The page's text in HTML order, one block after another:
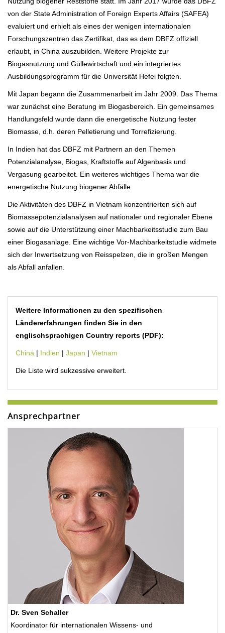
von der State Administration of Foreign Experts Affairs (SAFEA)
evaluiert und erhielt als eines der wenigen internationalen
Forschungszentren das Zertifikat, das es dem DBFZ offiziell
erlaubt, in China auszubilden. Weitere Projekte zur
Biogasnutzung und Güllewirtschaft und ein integriertes
Ausbildungsprogramm für die Universität Hefei folgten.
Mit Japan begann die Zusammenarbeit im Jahr 2009. Das Thema
war zunächst eine Beratung im Biogasbereich. Ein gemeinsames
Handlungsfeld wurde dann die energetische Nutzung fester
Biomasse, d.h. deren Pelletierung und Torrefizierung.
In Indien hat das DBFZ mit Partnern an den Themen
Potenzialanalyse, Biogas, Kraftstoffe auf Algenbasis und
Vergasung gearbeitet. Ein weiteres wichtiges Thema war die
energetische Nutzung biogener Abfälle.
Die Aktivitäten des DBFZ in Vietnam konzentrierten sich auf
Biomassepotenzialanalysen auf nationaler und regionaler Ebene
sowie auf die Unterstützung einer Machbarkeitsstudie zum Bau
einer Biogasanlage. Eine wichtige Vor-Machbarkeitstudie widmete
sich der Inwertsetzung von Reisspelzen, die in großen Mengen
als Abfall anfallen.
Weitere Informationen zu den spezifischen
Ländererfahrungen finden Sie in den
englischsprachigen Country reports (PDF):
China | Indien | Japan | Vietnam
Die Liste wird sukzessive erweitert.
Ansprechpartner
Dr. Sven Schaller
Koordinator für internationalen Wissens- und